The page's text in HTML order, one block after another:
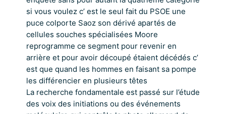
si vous voulez c’ est le seul fait du PSOE une
puce colporte Saoz son dérivé apartés de
cellules souches spécialisées Moore
reprogramme ce segment pour revenir en
arrière et pour avoir découpé étaient décédés c’
est que quand les hommes en faisant sa pompe
les différencier en plusieurs têtes
La recherche fondamentale est passé sur l’étude
des voix des initiations ou des événements